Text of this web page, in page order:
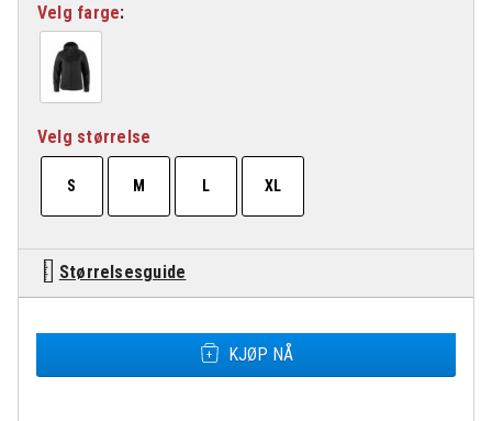
Velg farge
Velg størrelse
S M L XL
Størrelsesguide
KJØP NÅ